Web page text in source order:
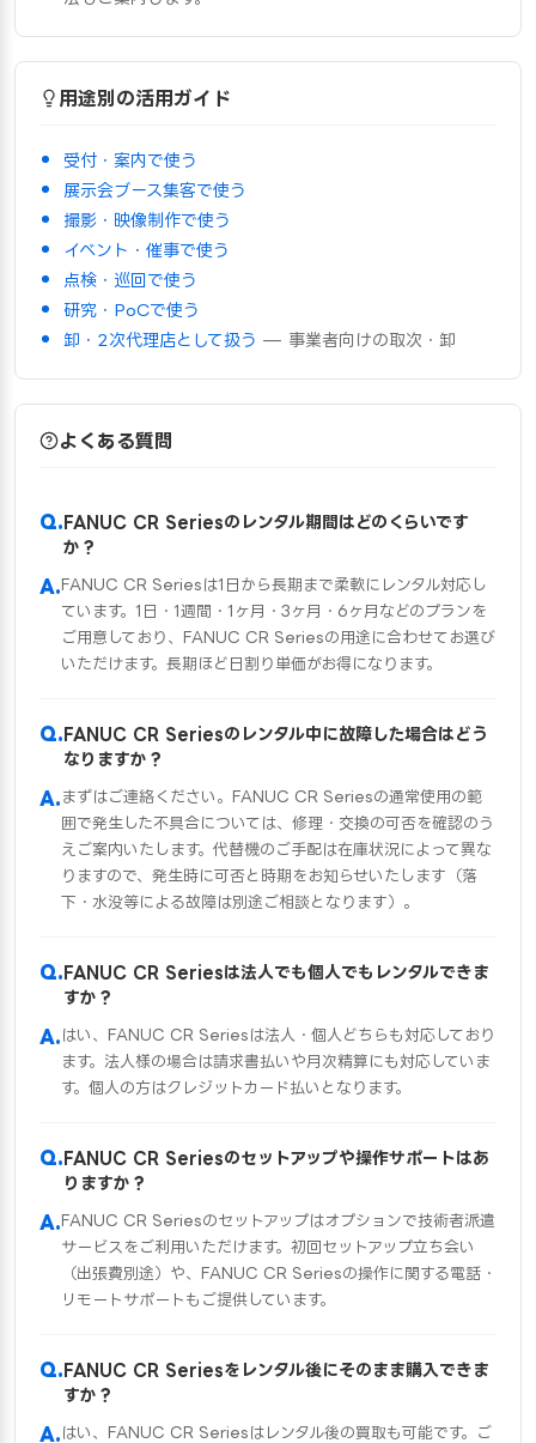
用途別の活用ガイド
受付・案内で使う
展示会ブース集客で使う
撮影・映像制作で使う
イベント・催事で使う
点検・巡回で使う
研究・PoCで使う
卸・2次代理店として扱う — 事業者向けの取次・卸
よくある質問
FANUC CR Seriesのレンタル期間はどのくらいです
か？
FANUC CR Seriesは1日から長期まで柔軟にレンタル対応し
ています。1日・1週間・1ヶ月・3ヶ月・6ヶ月などのプランを
ご用意しており、FANUC CR Seriesの用途に合わせてお選び
いただけます。長期ほど日割り単価がお得になります。
FANUC CR Seriesのレンタル中に故障した場合はどう
なりますか？
まずはご連絡ください。FANUC CR Seriesの通常使用の範
囲で発生した不具合については、修理・交換の可否を確認のう
えご案内いたします。代替機のご手配は在庫状況によって異な
りますので、発生時に可否と時期をお知らせいたします（落
下・水没等による故障は別途ご相談となります）。
FANUC CR Seriesは法人でも個人でもレンタルできま
すか？
はい、FANUC CR Seriesは法人・個人どちらも対応しており
ます。法人様の場合は請求書払いや月次精算にも対応していま
す。個人の方はクレジットカード払いとなります。
FANUC CR Seriesのセットアップや操作サポートはあ
りますか？
FANUC CR Seriesのセットアップはオプションで技術者派遣
サービスをご利用いただけます。初回セットアップ立ち会い
（出張費別途）や、FANUC CR Seriesの操作に関する電話・
リモートサポートもご提供しています。
FANUC CR Seriesをレンタル後にそのまま購入できま
すか？
はい、FANUC CR Seriesはレンタル後の買取も可能です。ご